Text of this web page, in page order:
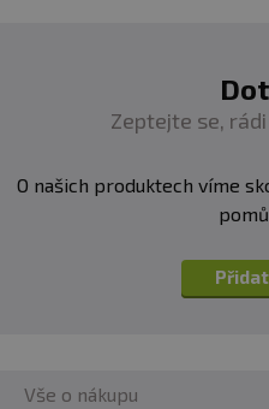
Zeptejte se,
O našich produktech víme
Vše o nákupu